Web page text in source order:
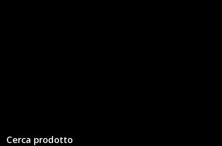
Cerca prodotto